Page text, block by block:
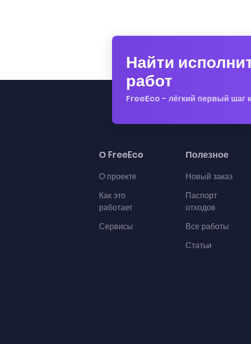
Найти
работ
FreeEco - лёгкий первый шаг
О FreeEco
О проекте
Как это
работает
Сервисы
Полезное
Новый заказ
Паспорт
отходов
Все работы
Статьи